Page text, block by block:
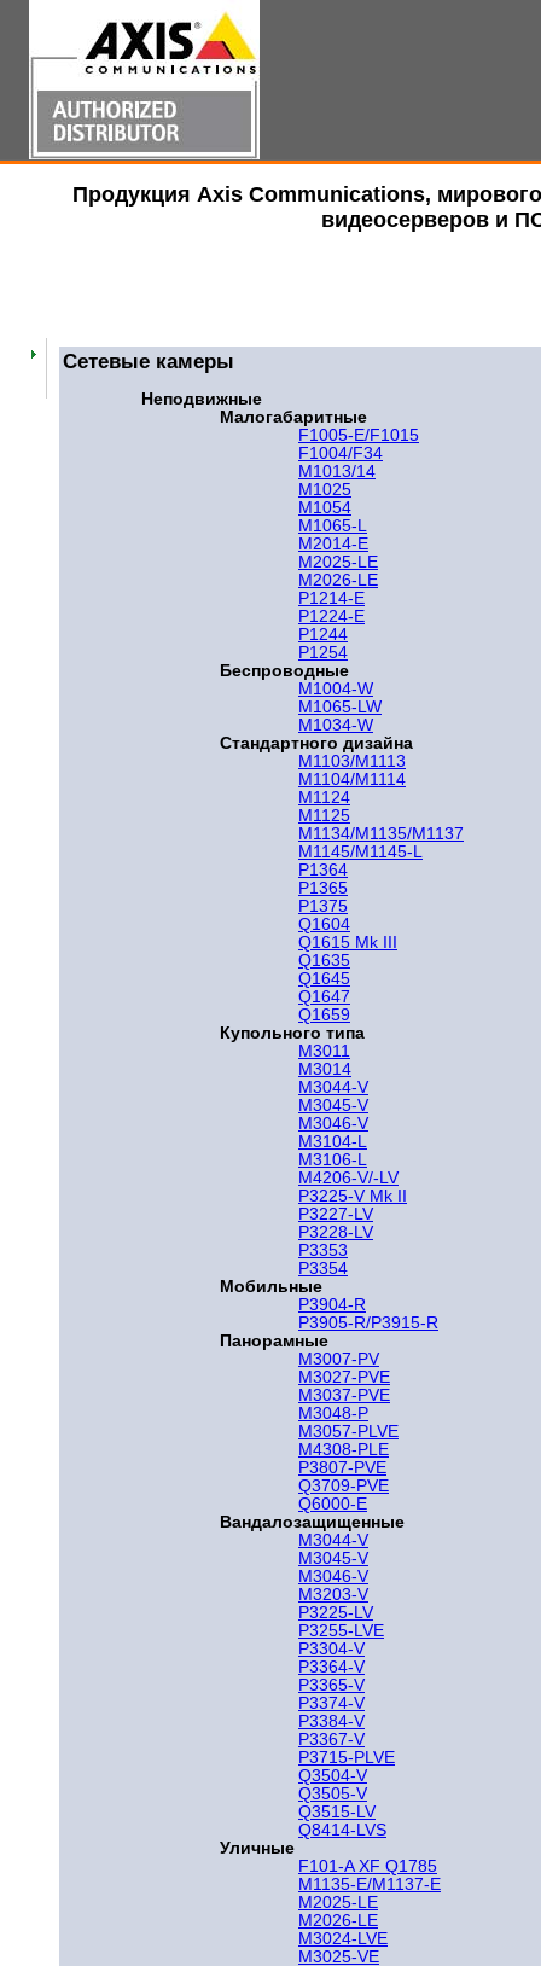
Продукция Axis Communications,
видеосерверов и
Сетевые камеры
Неподвижные
Малогабаритные
F1005-E/F1015
F1004/F34
M1013/14
M1025
M1054
M1065-L
M2014-E
M2025-LE
M2026-LE
P1214-E
P1224-E
P1244
P1254
Беспроводные
M1004-W
M1065-LW
M1034-W
Стандартного дизайна
M1103/M1113
M1104/M1114
M1124
M1125
M1134/M1135/M1137
M1145/M1145-L
P1364
P1365
P1375
Q1604
Q1615 Mk III
Q1635
Q1645
Q1647
Q1659
Купольного типа
M3011
M3014
M3044-V
M3045-V
M3046-V
M3104-L
M3106-L
M4206-V/-LV
P3225-V Mk II
P3227-LV
P3228-LV
P3353
P3354
Мобильные
P3904-R
P3905-R/P3915-R
Панорамные
M3007-PV
M3027-PVE
M3037-PVE
M3048-P
M3057-PLVE
M4308-PLE
P3807-PVE
Q3709-PVE
Q6000-E
Вандалозащищенные
M3044-V
M3045-V
M3046-V
M3203-V
P3225-LV
P3255-LVE
P3304-V
P3364-V
P3365-V
P3374-V
P3384-V
P3367-V
P3715-PLVE
Q3504-V
Q3505-V
Q3515-LV
Q8414-LVS
Уличные
F101-A XF Q1785
M1135-E/M1137-E
M2025-LE
M2026-LE
M3024-LVE
M3025-VE